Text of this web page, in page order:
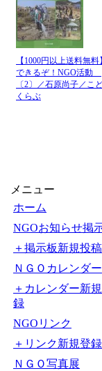
【1000円以上送料無料】
できるぞ！NGO活動
〔2〕／石原尚子／こ
くらぶ
メニュー
ホーム
NGOお知らせ掲
＋掲示板新規投稿
ＮＧＯカレンダー
＋カレンダー新
録
NGOリンク
＋リンク新規登録
ＮＧＯ写真展